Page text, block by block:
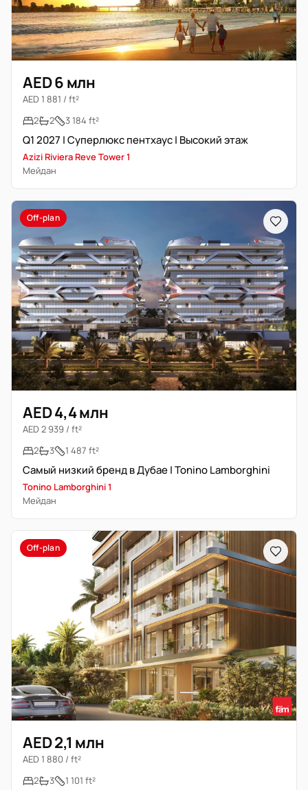
AED 6 млн
AED 1 881 / ft²
2
2 3 184 ft²
Q1 2027 | Суперлюкс пентхаус | Высокий этаж
Azizi Riviera Reve Tower 1
Мейдан
Off-plan
AED 4,4 млн
AED 2 939 / ft²
2
3 1 487 ft²
Самый низкий бренд в Дубае | Tonino Lamborghini
Tonino Lamborghini 1
Мейдан
Off-plan
AED 2,1 млн
AED 1 880 / ft²
2
3 1 101 ft²